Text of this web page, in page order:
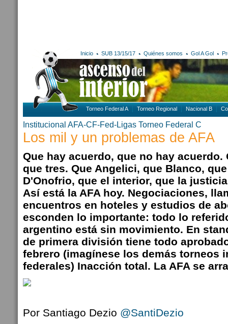
Inicio SUB 13/15/17 Quiénes somos Gol A Gol
Torneo Federal A Torneo Regional Nacional B
Institucional AFA-CF-Fed-Ligas Torneo Federal C
Los mil y un problemas de AFA
Que hay acuerdo, que no hay acuerdo.
que tres. Que Angelici, que Blanco,
D'Onofrio, que el interior, que la
Así está la AFA hoy. Negociaciones,
encuentros en hoteles y estudios de
esconden lo importante: todo lo
argentino está sin movimiento. En
de primera división tiene todo
febrero (imagínese los demás torneos
federales) Inacción total. La AFA se
Por Santiago Dezio @SantiDezio